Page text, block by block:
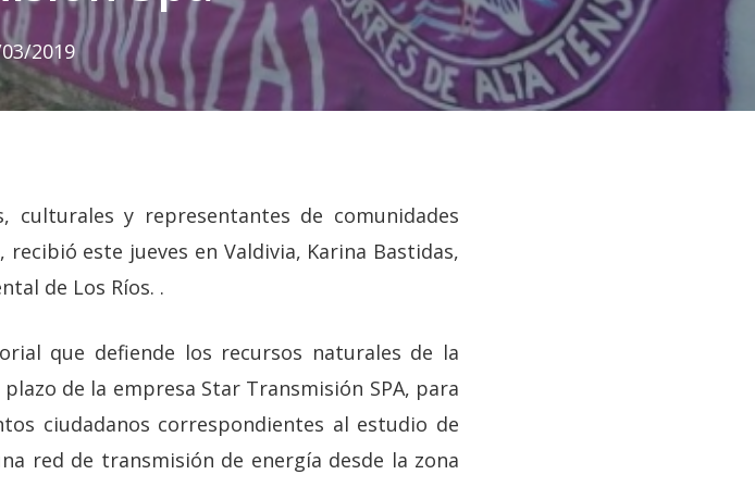
2019
y representantes de comunidades
este jueves en Valdivia, Karina Bastidas,
de Los Ríos. .
que defiende los recursos naturales de la
de la empresa Star Transmisión SPA, para
ciudadanos correspondientes al estudio de
red de transmisión de energía desde la zona